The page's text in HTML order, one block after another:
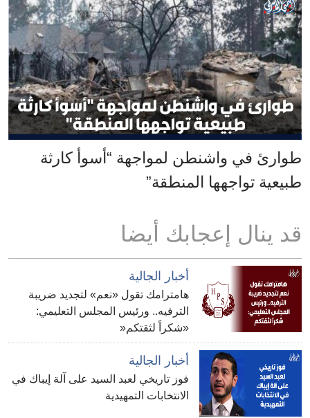
طوارئ في واشنطن لمواجهة “أسوأ كارثة
طبيعية تواجهها المنطقة”
قد ينال إعجابك أيضا
أخبار الجالية
هامترامك تقول «نعم» لتجديد ضريبة
الترفيه.. ورئيس المجلس التعليمي:
«شكراً لثقتكم«
أخبار الجالية
فوز تاريخي لعبد السيد على آلة إيباك في
الانتخابات التمهيدية